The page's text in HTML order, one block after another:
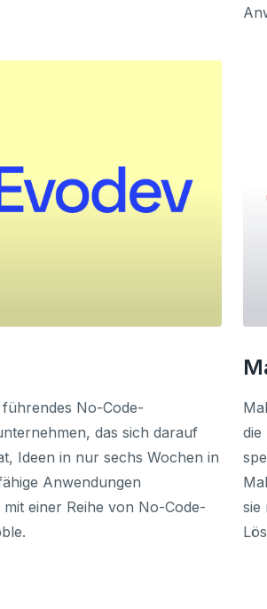
führendes No-Code-
das sich darauf
Ideen in nur sechs Wochen in
Anwendungen
einer Reihe von No-Code-
die
sie